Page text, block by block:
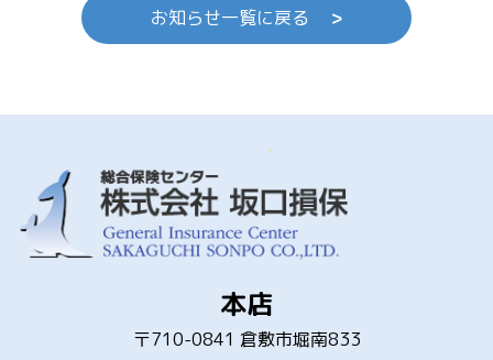
お知らせ一覧に戻る >
本店
〒710-0841 倉敷市堀南833